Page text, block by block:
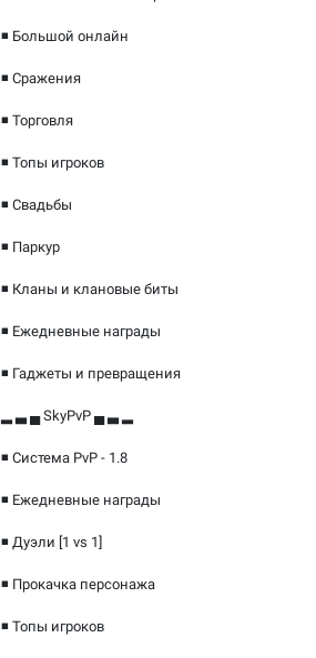
◾ Большой онлайн
◾ Сражения
◾ Торговля
◾ Топы игроков
◾ Свадьбы
◾ Паркур
◾ Кланы и клановые биты
◾ Ежедневные награды
◾ Гаджеты и превращения
▂ ▃ ▄ SkyPvP ▄ ▃ ▂
◾ Система PvP - 1.8
◾ Ежедневные награды
◾ Дуэли [1 vs 1]
◾ Прокачка персонажа
◾ Топы игроков